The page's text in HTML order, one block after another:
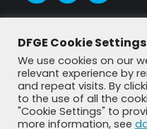
DFGE Cookie Settings
We use cookies on our
relevant experience by
and repeat visits. By
to the use of all the
"Cookie Settings" to
more information, see